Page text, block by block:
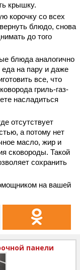
крышку.
корочку со всех
блюдо, снова
до того
блюда аналогично
на пару и даже
все, что
гриль-газ-
насладиться
отсутствует
а потому нет
масло, жир и
сковороды. Такой
сохранить
на вашей
панели